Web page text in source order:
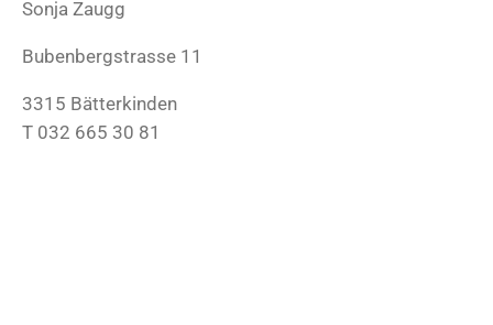
Sonja Zaugg
Bubenbergstrasse 11
3315 Bätterkinden
T 032 665 30 81